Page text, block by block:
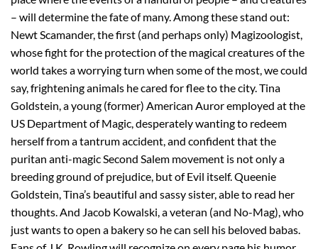
– will determine the fate of many. Among these stand out:
Newt Scamander, the first (and perhaps only) Magizoologist,
whose fight for the protection of the magical creatures of the
world takes a worrying turn when some of the most, we could
say, frightening animals he cared for flee to the city. Tina
Goldstein, a young (former) American Auror employed at the
US Department of Magic, desperately wanting to redeem
herself from a tantrum accident, and confident that the
puritan anti-magic Second Salem movement is not only a
breeding ground of prejudice, but of Evil itself. Queenie
Goldstein, Tina’s beautiful and sassy sister, able to read her
thoughts. And Jacob Kowalski, a veteran (and No-Mag), who
just wants to open a bakery so he can sell his beloved babas.